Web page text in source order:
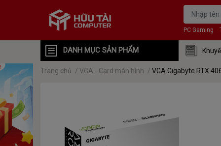
PC Gaming
DANH MỤC SẢN PHẨM
Trang chủ / VGA - Card màn hình / VGA Gigabyte RTX